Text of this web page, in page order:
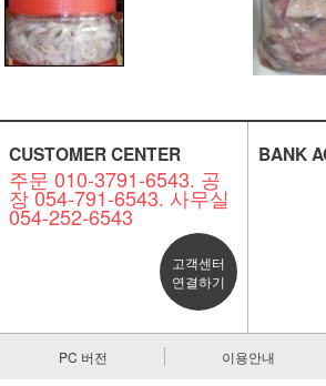
CUSTOMER CENTER
주문 010-3791-6543. 공
장 054-791-6543. 사무실
054-252-6543
고객센터
연결하기
BANK
PC 버전 이용안내